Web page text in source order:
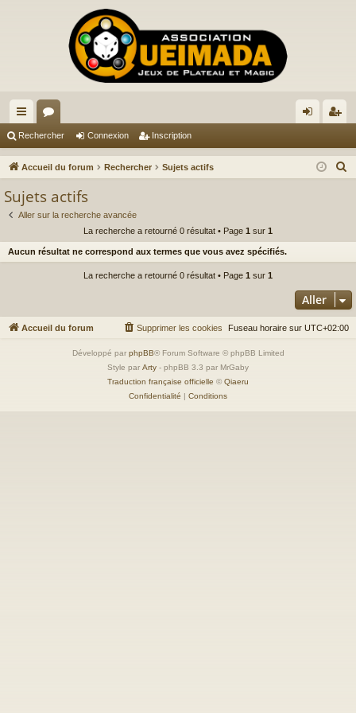
ac
co
ci
or
u ne cri
Rechercher Connexion Inscription
Accueil du forum Rechercher Sujets actifs
h
e
r
Sujets actifs
Aller sur la recherche avancée
La recherche a retourné 0 résultat • Page 1 sur 1
Aucun résultat ne correspond aux termes que vous avez spécifiés.
La recherche a retourné 0 résultat • Page 1 sur 1
Aller
Accueil du forum Fuseau horaire sur UTC+02:00
Supprimer les cookies
Développé par phpBB® Forum Software © phpBB Limited
Style par Arty - phpBB 3.3 par MrGaby
Traduction française officielle © Qiaeru
Confidentialité | Conditions